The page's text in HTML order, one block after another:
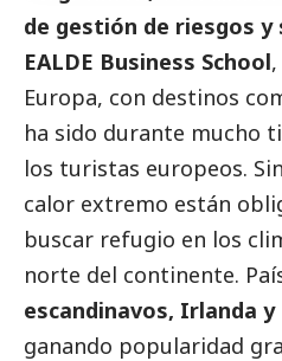
de gestión de riesgos
EALDE Business School
Europa, con destinos
ha sido durante mucho
los turistas europeos.
calor extremo están
buscar refugio en los
norte del continente.
escandinavos, Irlanda y
ganando popularidad